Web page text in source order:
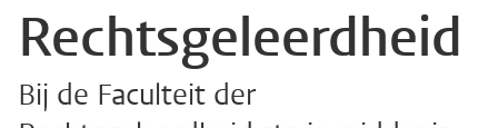
Rechtsgeleerdheid
Bij de Faculteit der